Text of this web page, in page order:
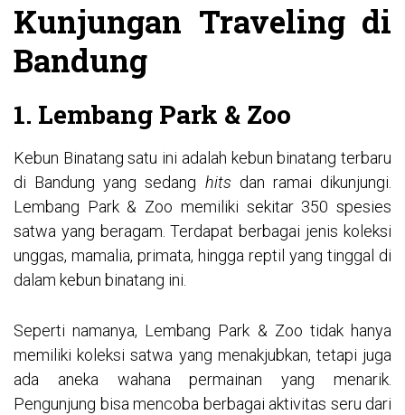
Kunjungan Traveling di
Bandung
1. Lembang Park & Zoo
Kebun Binatang satu ini adalah kebun binatang terbaru
di Bandung yang sedang hits dan ramai dikunjungi.
Lembang Park & Zoo memiliki sekitar 350 spesies
satwa yang beragam. Terdapat berbagai jenis koleksi
unggas, mamalia, primata, hingga reptil yang tinggal di
dalam kebun binatang ini.
Seperti namanya, Lembang Park & Zoo tidak hanya
memiliki koleksi satwa yang menakjubkan, tetapi juga
ada aneka wahana permainan yang menarik.
Pengunjung bisa mencoba berbagai aktivitas seru dari